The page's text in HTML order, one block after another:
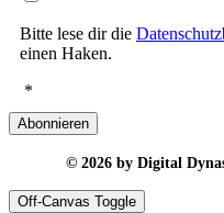
Bitte lese dir die
einen Haken.
*
Abonnieren
© 2026 by Digital
Off-Canvas Toggle